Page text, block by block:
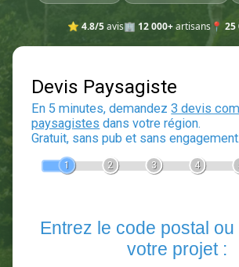
⭐ 4.8/5avis🏢 12 000+artisans📍 25
Devis Paysagiste
En 5 minutes, demandez3
2 3